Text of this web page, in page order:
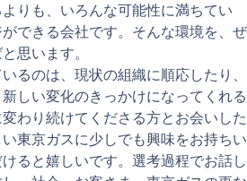
りも、いろんな可能性に満ちてい
できる会社です。そんな環境を、ぜ
思います。
るのは、現状の組織に順応したり、
しい変化のきっかけになってくれる
わり続けてくださる方とお会いした
東京ガスに少しでも興味をお持ちい
ると嬉しいです。選考過程でお話し